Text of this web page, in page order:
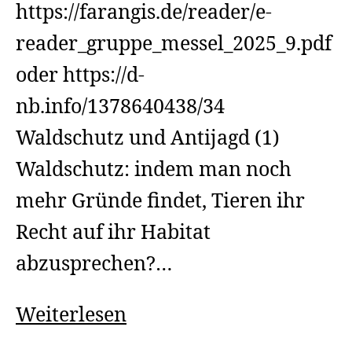
https://farangis.de/reader/e-
reader_gruppe_messel_2025_9.pdf
oder https://d-
nb.info/1378640438/34
Waldschutz und Antijagd (1)
Waldschutz: indem man noch
mehr Gründe findet, Tieren ihr
Recht auf ihr Habitat
abzusprechen?…
WeiterlesenWaldschutz